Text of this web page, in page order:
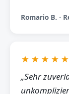
Romario B. ·
★★★★★
„Sehr